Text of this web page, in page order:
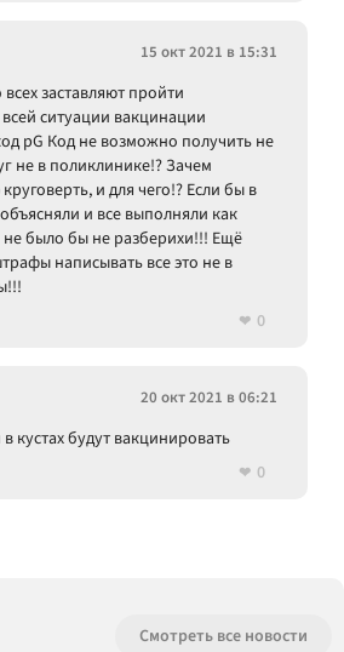
15 окт 2021 в 15:31
заставляют пройти
ситуации вакцинации
pG Код не возможно получить не
не в поликлинике!? Зачем
и для чего!? Если бы в
и все выполняли как
не было бы не разберихи!!! Ещё
написывать все это не в
0
20 окт 2021 в 06:21
кустах будут вакцинировать
0
Смотреть все новости